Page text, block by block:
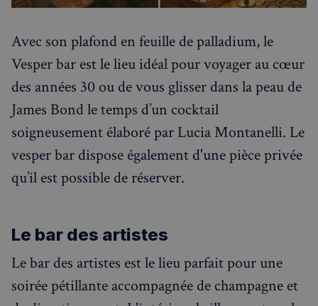
Avec son plafond en feuille de palladium, le
Vesper bar est le lieu idéal pour voyager au cœur
des années 30 ou de vous glisser dans la peau de
James Bond le temps d’un cocktail
soigneusement élaboré par Lucia Montanelli. Le
vesper bar dispose également d'une pièce privée
qu’il est possible de réserver.
Le bar des artistes
Le bar des artistes est le lieu parfait pour une
soirée pétillante accompagnée de champagne et